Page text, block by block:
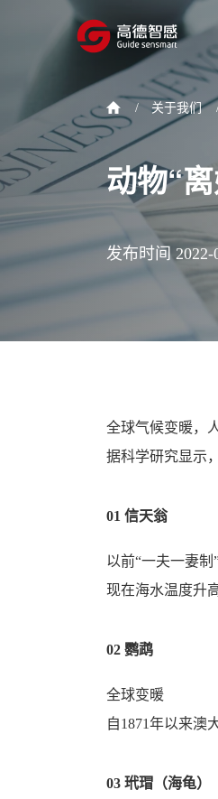
/ 关于我们
动物“
发布时间 2022-
全球气候变暖，
据科学研究显示
01 信天翁
以前“一夫一妻制
现在海水温度升
02 鹦鹉
全球变暖
自1871年以来澳
03 玳瑁（海龟）